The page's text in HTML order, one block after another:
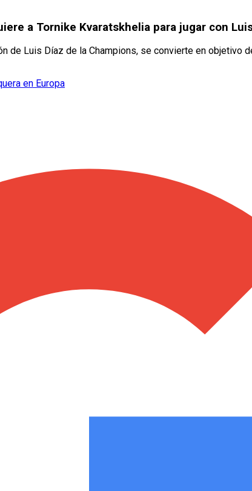
a Tornike Kvaratskhelia para jugar con
de Luis Díaz de la Champions, se convierte en objetivo
en Europa